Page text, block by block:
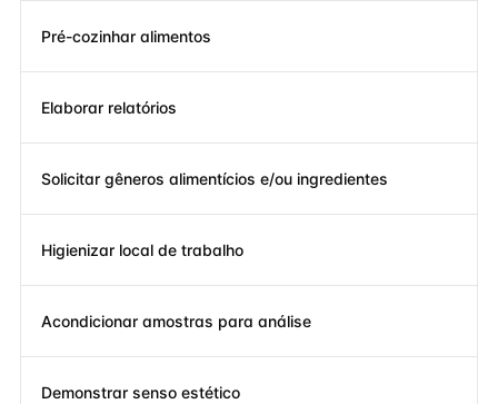
Pré-cozinhar alimentos
Elaborar relatórios
Solicitar gêneros alimentícios e/ou ingredientes
Higienizar local de trabalho
Acondicionar amostras para análise
Demonstrar senso estético